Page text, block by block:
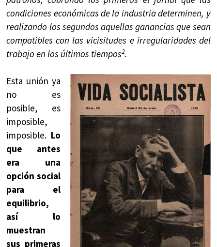
condiciones económicas de la industria determinen, y
realizando los segundos aquellas ganancias que sean
compatibles con las vicisitudes e irregularidades del
trabajo en los últimos tiempos2.
Esta unión ya
no es
posible, es
imposible,
imposible. Lo
que antes
era una
opción social
para el
equilibrio,
así lo
muestran
sus primeras